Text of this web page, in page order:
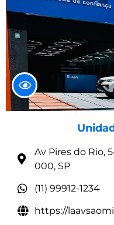
Av Pires do Rio,
000, SP
(11) 99912-1234
https://